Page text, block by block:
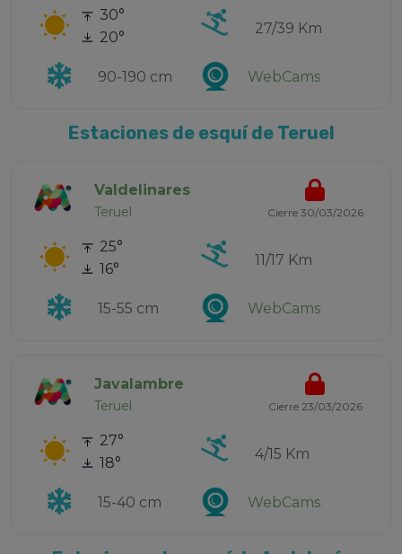
30°
20°
27/39 Km
90-190 cm WebCams
Estaciones de esquí de Teruel
Valdelinares
Teruel Cierre 30/03/2026
25°
16°
11/17 Km
15-55 cm WebCams
Javalambre
Teruel Cierre 23/03/2026
27°
18°
4/15 Km
15-40 cm WebCams